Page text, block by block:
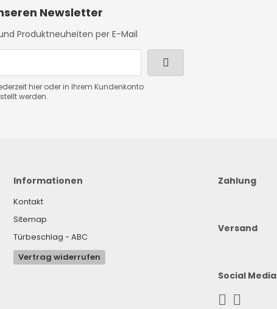
Newsletter
Produktneuheiten per E-Mail
hier oder in Ihrem Kundenkonto
werden.
Informationen
Kontakt
Sitemap
Türbeschlag - ABC
Vertrag widerrufen
Zahlung
Versand
Social Media